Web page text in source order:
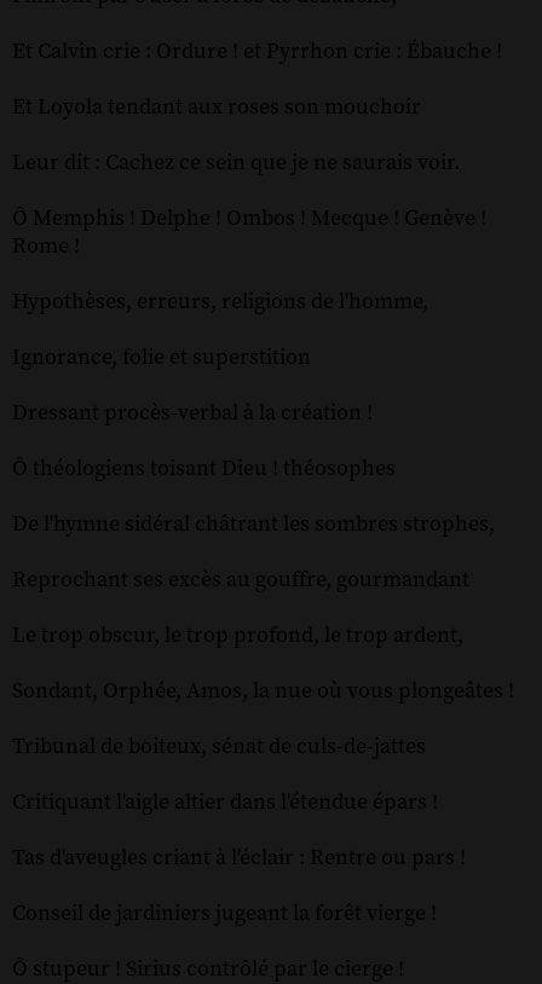
Et Calvin crie : Ordure ! et Pyrrhon crie : Ébauche !
Et Loyola tendant aux roses son mouchoir
Leur dit : Cachez ce sein que je ne saurais voir.
Ô Memphis ! Delphe ! Ombos ! Mecque ! Genève !
Rome !
Hypothèses, erreurs, religions de l'homme,
Ignorance, folie et superstition
Dressant procès-verbal à la création !
Ô théologiens toisant Dieu ! théosophes
De l'hymne sidéral châtrant les sombres strophes,
Reprochant ses excès au gouffre, gourmandant
Le trop obscur, le trop profond, le trop ardent,
Sondant, Orphée, Amos, la nue où vous plongeâtes !
Tribunal de boiteux, sénat de culs-de-jattes
Critiquant l'aigle altier dans l'étendue épars !
Tas d'aveugles criant à l'éclair : Rentre ou pars !
Conseil de jardiniers jugeant la forêt vierge !
Ô stupeur ! Sirius contrôlé par le cierge !